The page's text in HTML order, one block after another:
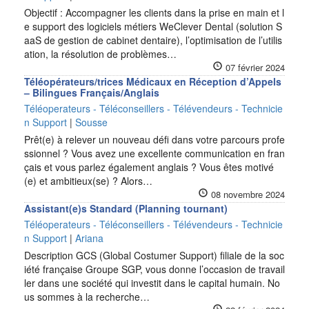
Objectif : Accompagner les clients dans la prise en main et l
e support des logiciels métiers WeClever Dental (solution S
aaS de gestion de cabinet dentaire), l’optimisation de l’utilis
ation, la résolution de problèmes…
07 février 2024
Téléopérateurs/trices Médicaux en Réception d’Appels
– Bilingues Français/Anglais
Téléoperateurs - Téléconseillers - Télévendeurs - Technicie
n Support | Sousse
Prêt(e) à relever un nouveau défi dans votre parcours profe
ssionnel ? Vous avez une excellente communication en fran
çais et vous parlez également anglais ? Vous êtes motivé
(e) et ambitieux(se) ? Alors…
08 novembre 2024
Assistant(e)s Standard (Planning tournant)
Téléoperateurs - Téléconseillers - Télévendeurs - Technicie
n Support | Ariana
Description GCS (Global Costumer Support) filiale de la soc
iété française Groupe SGP, vous donne l’occasion de travail
ler dans une société qui investit dans le capital humain. No
us sommes à la recherche…